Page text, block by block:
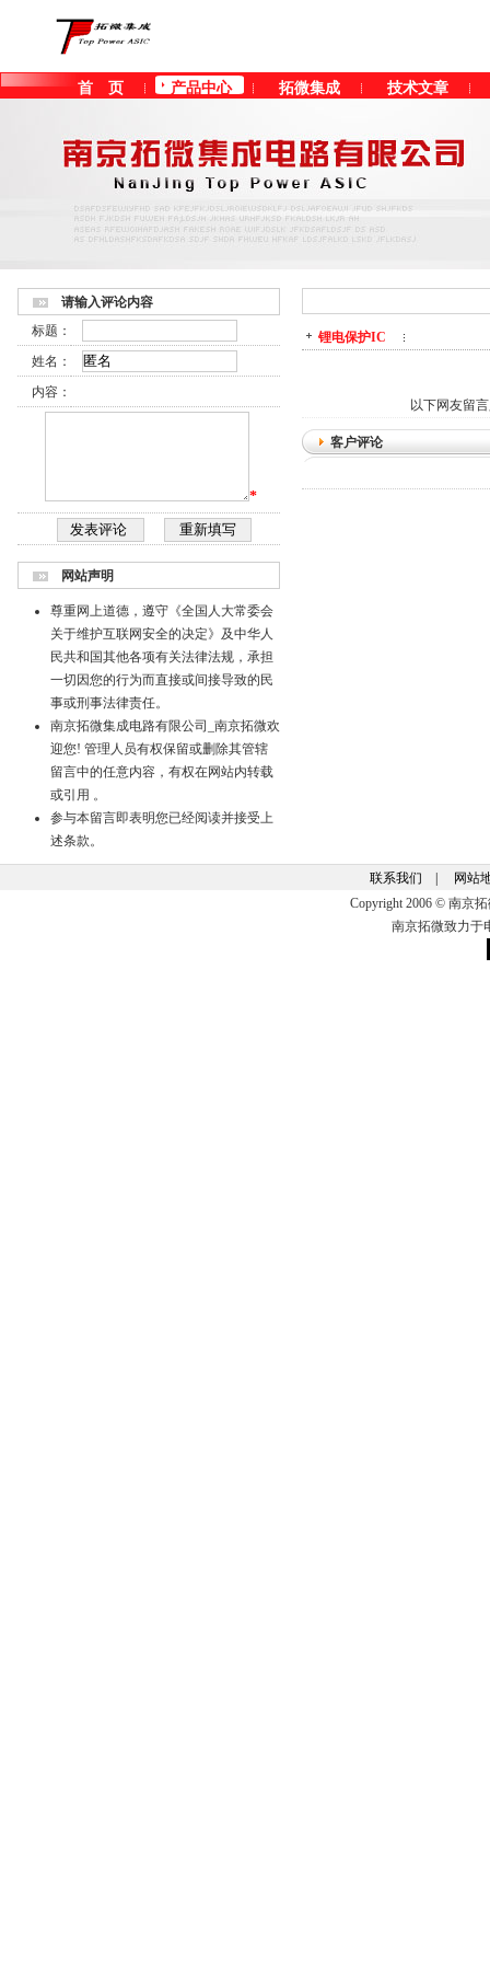
首 页 产品中心 拓微集成
技术文章
请输入评论内容
标题：
姓名：
内容：
*
网站声明
尊重网上道德，遵守《全国人大常委会
关于维护互联网安全的决定》及中华人
民共和国其他各项有关法律法规，承担
一切因您的行为而直接或间接导致的民
事或刑事法律责任。
南京拓微集成电路有限公司_南京拓微欢
迎您! 管理人员有权保留或删除其管辖
留言中的任意内容，有权在网站内转载
或引用 。
参与本留言即表明您已经阅读并接受上
述条款。
锂电保护IC
以下网友留
客户评论
联系我们
网站
Copyright 2006 © 南京
南京拓微致力于